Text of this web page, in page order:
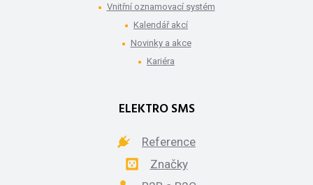
Vnitřní oznamovací systém
Kalendář akcí
Novinky a akce
Kariéra
ELEKTRO SMS
Reference
Značky